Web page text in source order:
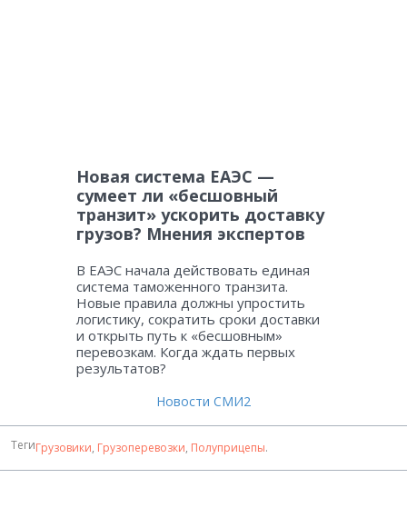
Новая система ЕАЭС —
сумеет ли «бесшовный
транзит» ускорить доставку
грузов? Мнения экспертов
В ЕАЭС начала действовать единая
система таможенного транзита.
Новые правила должны упростить
логистику, сократить сроки доставки
и открыть путь к «бесшовным»
перевозкам. Когда ждать первых
результатов?
Новости СМИ2
ТегиГрузовики, Грузоперевозки, Полуприцепы.